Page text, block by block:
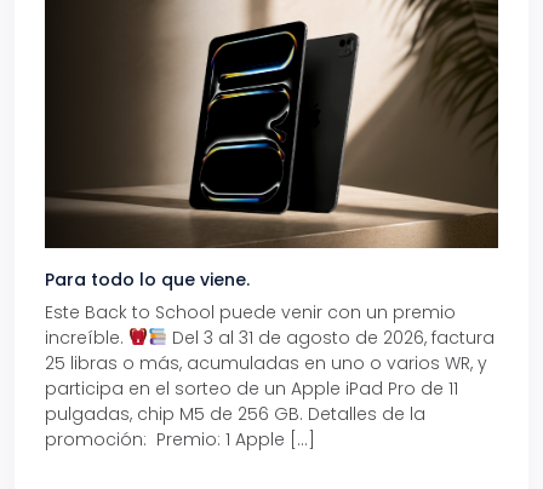
Para todo lo que viene.
Este Back to School puede venir con un premio
increíble.
Del 3 al 31 de agosto de 2026, factura
25 libras o más, acumuladas en uno o varios WR, y
participa en el sorteo de un Apple iPad Pro de 11
pulgadas, chip M5 de 256 GB. Detalles de la
promoción: Premio: 1 Apple […]